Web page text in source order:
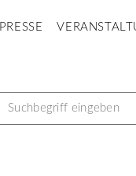
PRESSE